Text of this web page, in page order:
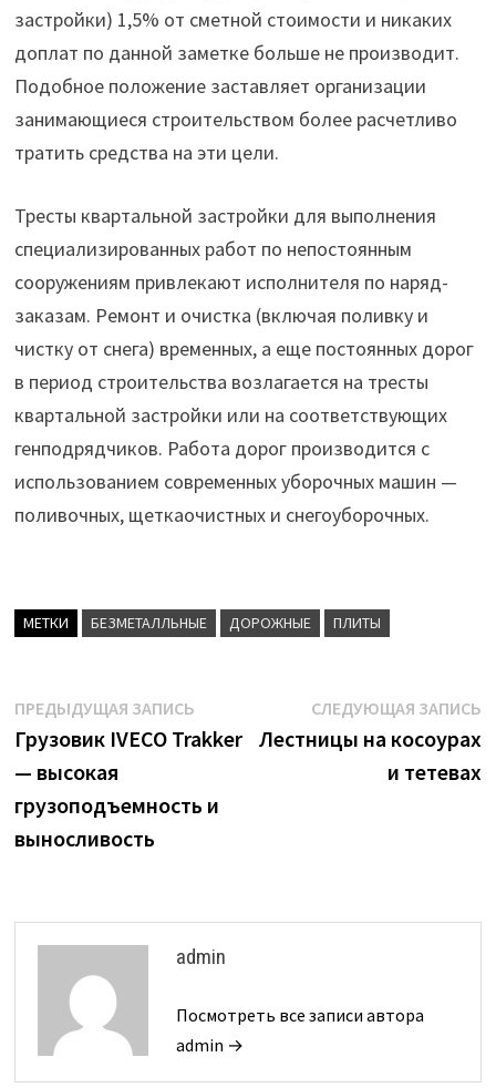
застройки) 1,5% от сметной стоимости и никаких
доплат по данной заметке больше не производит.
Подобное положение заставляет организации
занимающиеся строительством более расчетливо
тратить средства на эти цели.
Тресты квартальной застройки для выполнения
специализированных работ по непостоянным
сооружениям привлекают исполнителя по наряд-
заказам. Ремонт и очистка (включая поливку и
чистку от снега) временных, а еще постоянных дорог
в период строительства возлагается на тресты
квартальной застройки или на соответствующих
генподрядчиков. Работа дорог производится с
использованием современных уборочных машин —
поливочных, щеткаочистных и снегоуборочных.
МЕТКИ БЕЗМЕТАЛЛЬНЫЕ ДОРОЖНЫЕ ПЛИТЫ
Навигация
по
записям
ПРЕДЫДУЩАЯ ЗАПИСЬПредыдущая
запись:
Грузовик IVECO Trakker
— высокая
грузоподъемность и
выносливость
СЛЕДУЮЩАЯ ЗАПИСЬ
Лестницы на косоурах
и тетевах
admin
Посмотреть все записи автора
admin →